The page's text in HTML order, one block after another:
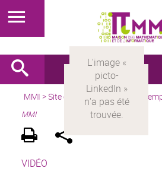
MMI >Site en français > La MMI à
MMI
VIDÉO